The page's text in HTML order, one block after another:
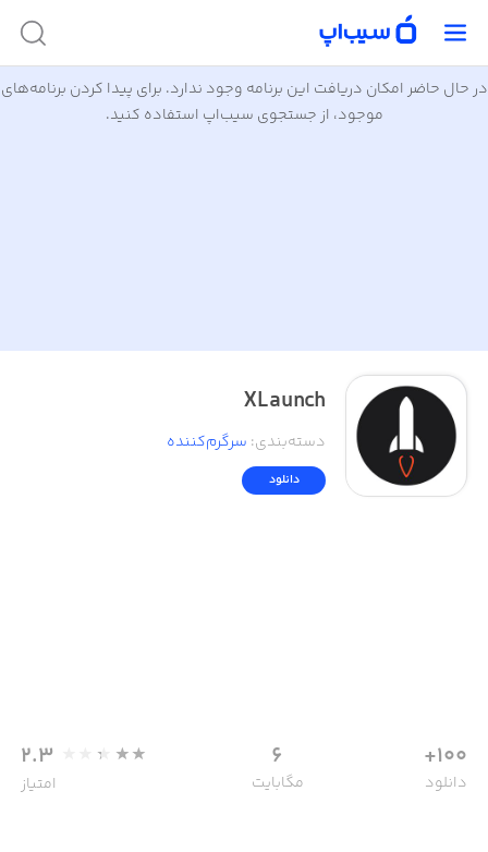
در حال حاضر امکان دریافت این برنامه وجود ندارد. برای پیدا کردن برنامه‌های
موجود، از جستجوی سیب‌اپ استفاده کنید.
XLaunch
دسته‌بندی: سرگرم‌کننده
دانلود
100+
دانلود
6
مگابایت
2.3
امتیاز